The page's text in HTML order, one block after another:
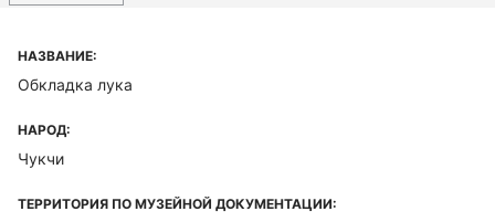
НАЗВАНИЕ:
Обкладка лука
НАРОД:
Чукчи
ТЕРРИТОРИЯ ПО МУЗЕЙНОЙ ДОКУМЕНТАЦИИ: